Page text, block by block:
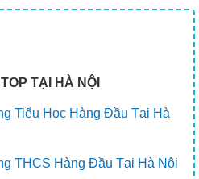
TẠI HÀ NỘI
Tiểu Học Hàng Đầu Tại Hà
THCS Hàng Đầu Tại Hà Nội